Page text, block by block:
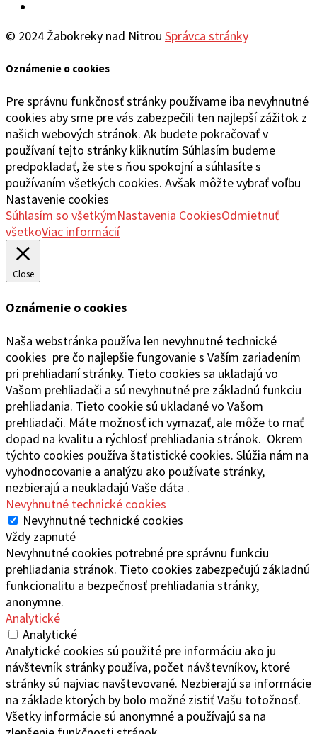
© 2024 Žabokreky nad Nitrou Správca stránky
Oznámenie o cookies
Pre správnu funkčnosť stránky používame iba nevyhnutné
cookies aby sme pre vás zabezpečili ten najlepší zážitok z
našich webových stránok. Ak budete pokračovať v
používaní tejto stránky kliknutím Súhlasím budeme
predpokladať, že ste s ňou spokojní a súhlasíte s
používaním všetkých cookies. Avšak môžte vybrať voľbu
Nastavenie cookies
Súhlasím so všetkýmNastavenia CookiesOdmietnuť
všetkoViac informácií
Close
Oznámenie o cookies
Naša webstránka používa len nevyhnutné technické
cookies pre čo najlepšie fungovanie s Vaším zariadením
pri prehliadaní stránky. Tieto cookies sa ukladajú vo
Vašom prehliadači a sú nevyhnutné pre základnú funkciu
prehliadania. Tieto cookie sú ukladané vo Vašom
prehliadači. Máte možnosť ich vymazať, ale môže to mať
dopad na kvalitu a rýchlosť prehliadania stránok. Okrem
týchto cookies používa štatistické cookies. Slúžia nám na
vyhodnocovanie a analýzu ako používate stránky,
nezbierajú a neukladajú Vaše dáta .
Nevyhnutné technické cookies
Nevyhnutné technické cookies
Vždy zapnuté
Nevyhnutné cookies potrebné pre správnu funkciu
prehliadania stránok. Tieto cookies zabezpečujú základnú
funkcionalitu a bezpečnosť prehliadania stránky,
anonymne.
Analytické
Analytické
Analytické cookies sú použité pre informáciu ako ju
návštevník stránky používa, počet návštevníkov, ktoré
stránky sú najviac navštevované. Nezbierajú sa informácie
na základe ktorých by bolo možné zistiť Vašu totožnosť.
Všetky informácie sú anonymné a používajú sa na